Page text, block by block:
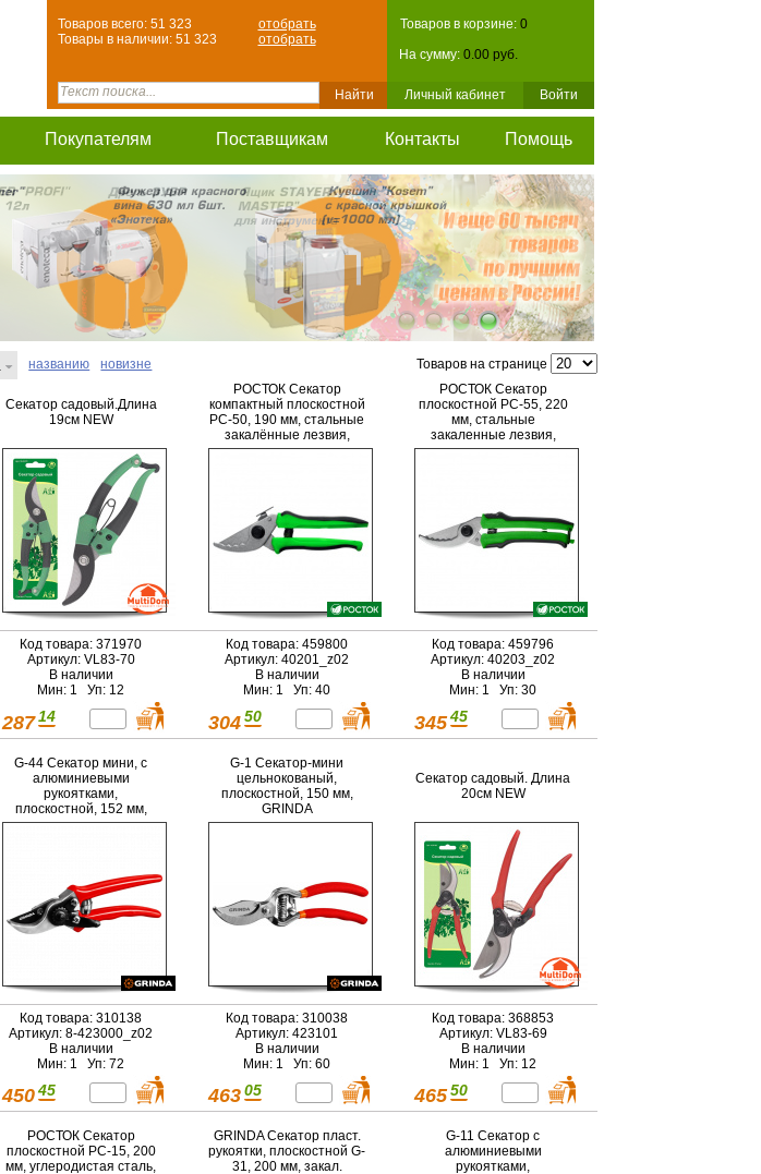
Товаров в корзине: 0
На сумму: 0.00 руб.
Личный кабинет Войти
Товаров всего: 51 323
отобрать
Товары в наличии: 51 323
отобрать
Покупателям Поставщикам Контакты Помощь
названию новизне
Товаров на странице
Секатор садовый.Длина
19см NEW
Код товара: 371970
Артикул: VL83-70
В наличии
Мин: 1 Уп: 12
287 14
РОСТОК Cекатор
компактный плоскостной
PC-50, 190 мм, стальные
закалённые лезвия,
двухком. рукоятки
Код товара: 459800
Артикул: 40201_z02
В наличии
Мин: 1 Уп: 40
304 50
РОСТОК Cекатор
плоскостной PC-55, 220
мм, стальные
закаленные лезвия,
двухкомп рукоятки
Код товара: 459796
Артикул: 40203_z02
В наличии
Мин: 1 Уп: 30
345 45
G-44 Секатор мини, с
алюминиевыми
рукоятками,
плоскостной, 152 мм,
GRINDA
Код товара: 310138
Артикул: 8-423000_z02
В наличии
Мин: 1 Уп: 72
450 45
G-1 Секатор-мини
цельнокованый,
плоскостной, 150 мм,
GRINDA
Код товара: 310038
Артикул: 423101
В наличии
Мин: 1 Уп: 60
463 05
Секатор садовый. Длина
20см NEW
Код товара: 368853
Артикул: VL83-69
В наличии
Мин: 1 Уп: 12
465 50
РОСТОК Cекатор
плоскостной PC-15, 200
мм, углеродистая сталь,
GRINDA Секатор пласт.
рукоятки, плоскостной G-
31, 200 мм, закал.
G-11 Секатор с
алюминиевыми
рукоятками,